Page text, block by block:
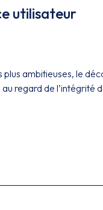
utilisateur
plus ambitieuses, le
regard de l’intégrité